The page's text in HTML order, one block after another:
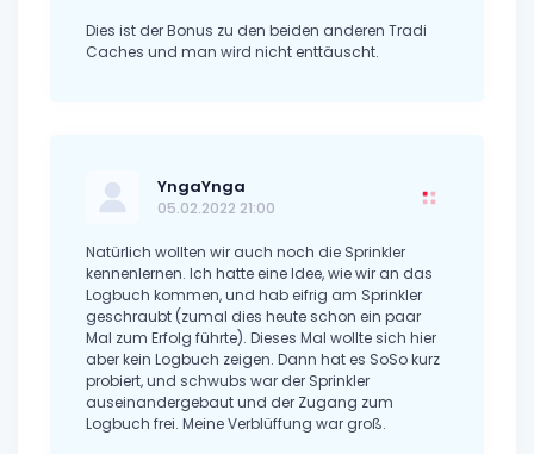
Dies ist der Bonus zu den beiden anderen Tradi
Caches und man wird nicht enttäuscht.
YngaYnga
05.02.2022 21:00
Natürlich wollten wir auch noch die Sprinkler
kennenlernen. Ich hatte eine Idee, wie wir an das
Logbuch kommen, und hab eifrig am Sprinkler
geschraubt (zumal dies heute schon ein paar
Mal zum Erfolg führte). Dieses Mal wollte sich hier
aber kein Logbuch zeigen. Dann hat es SoSo kurz
probiert, und schwubs war der Sprinkler
auseinandergebaut und der Zugang zum
Logbuch frei. Meine Verblüffung war groß.